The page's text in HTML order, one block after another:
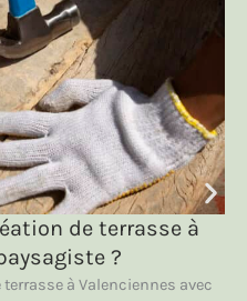
de terrasse à
?
à Valenciennes avec